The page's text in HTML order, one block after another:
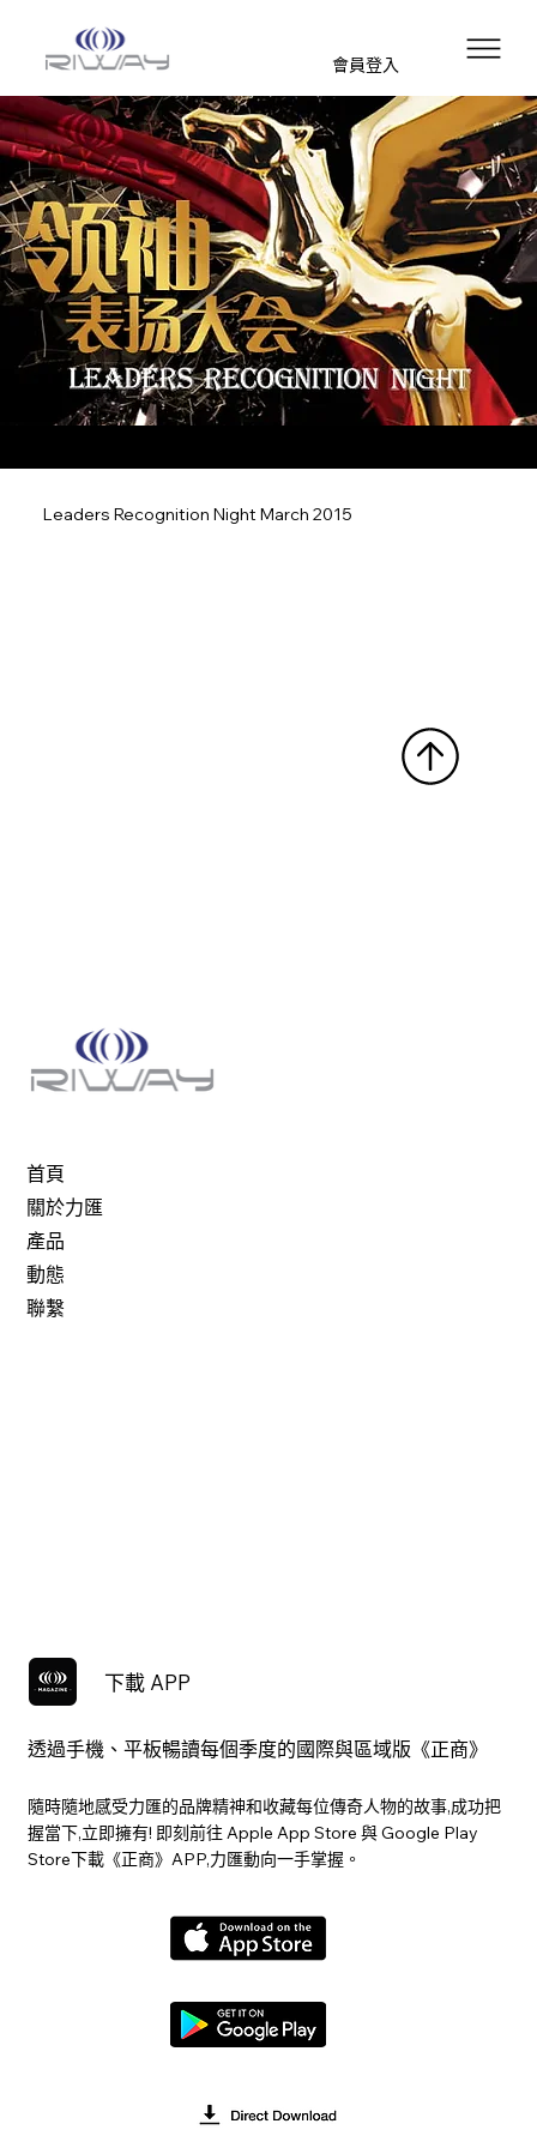
會員登入
Leaders Recognition Night March 2015
首頁
關於力匯
產品
動態
聯繫
下載 APP
透過手機、平板暢讀每個季度的國際與區域版《正商》
隨時隨地感受力匯的品牌精神和收藏每位傳奇人物的故事,成功把
握當下,立即擁有! 即刻前往 Apple App Store 與 Google Play
Store下載《正商》APP,力匯動向一手掌握。